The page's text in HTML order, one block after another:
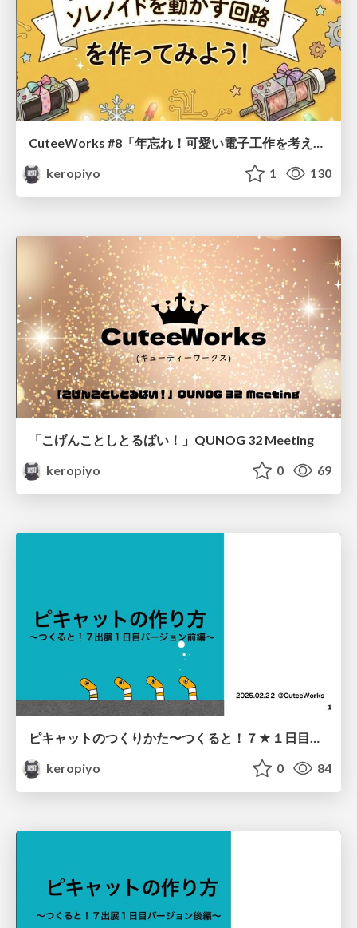
CuteeWorks #8「年忘れ！可愛い電子工作を考える会」ソレノイドを動かす回路を作ってみよう
keropiyo
1 130
「こげんことしとるばい！」QUNOG 32 Meeting
keropiyo
0 69
ピキャットのつくりかた〜つくると！７★１日目バージョン前編
keropiyo
0 84